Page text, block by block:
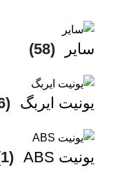
سایر (58)
یونیت ایربگ (26)
یونیت ABS (1)